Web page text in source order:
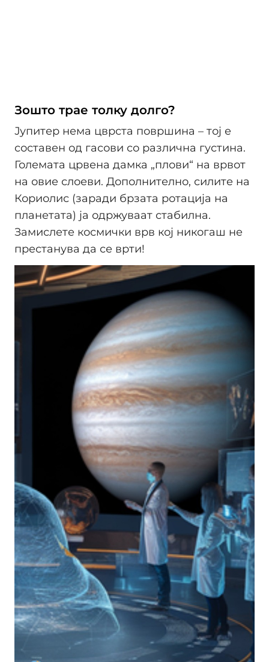
Зошто трае толку долго?
Јупитер нема цврста површина – тој е
составен од гасови со различна густина.
Големата црвена дамка „плови“ на врвот
на овие слоеви. Дополнително, силите на
Кориолис (заради брзата ротација на
планетата) ја одржуваат стабилна.
Замислете космички врв кој никогаш не
престанува да се врти!